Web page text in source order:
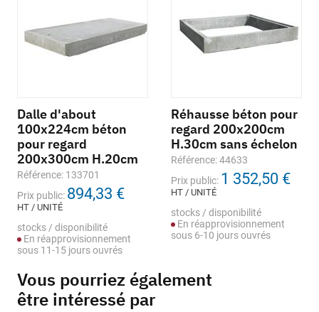
Dalle d'about
100x224cm béton
pour regard
200x300cm H.20cm
Référence: 133701
Prix public: 894,33 €
HT / UNITÉ
stocks / disponibilité
En réapprovisionnement
sous 11-15 jours ouvrés
Réhausse béton pour
regard 200x200cm
H.30cm sans échelon
Référence: 44633
Prix public: 1 352,50 €
HT / UNITÉ
stocks / disponibilité
En réapprovisionnement
sous 6-10 jours ouvrés
Vous pourriez également
être intéressé par